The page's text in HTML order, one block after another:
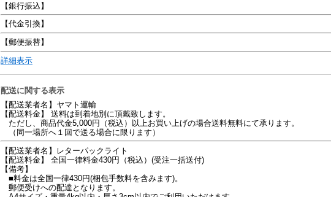
【銀行振込】
【代金引換】
【郵便振替】
詳細表示
配送に関する表示
【配送業者名】ヤマト運輸
【配送料金】 送料は到着地別に頂戴致します。
ただし、商品代金5,000円（税込）以上お買い上げの場合送料無料にて承ります。
（同一場所へ１回で送る場合に限ります）
【配送業者名】レターパックライト
【配送料金】 全国一律料金430円（税込）(受注一括送付)
【備考】
■料金は全国一律430円(梱包手数料を含みます)。
郵便受けへの配達となります。